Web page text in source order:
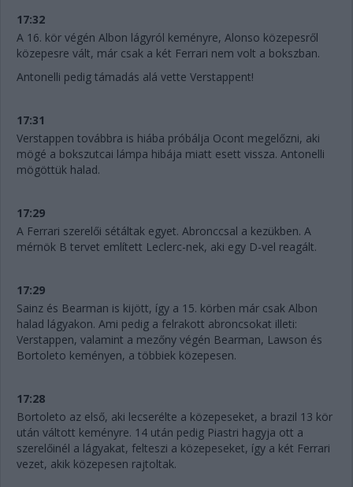
17:32
A 16. kör végén Albon lágyról keményre, Alonso közepesről
közepesre vált, már csak a két Ferrari nem volt a bokszban.
Antonelli pedig támadás alá vette Verstappent!
17:31
Verstappen továbbra is hiába próbálja Ocont megelőzni, aki
mögé a bokszutcai lámpa hibája miatt esett vissza. Antonelli
mögöttük halad.
17:29
A Ferrari szerelői sétáltak egyet. Abronccsal a kezükben. A
mérnök B tervet említett Leclerc-nek, aki egy D-vel reagált.
17:29
Sainz és Bearman is kijött, így a 15. körben már csak Albon
halad lágyakon. Ami pedig a felrakott abroncsokat illeti:
Verstappen, valamint a mezőny végén Bearman, Lawson és
Bortoleto keményen, a többiek közepesen.
17:28
Bortoleto az első, aki lecserélte a közepeseket, a brazil 13 kör
után váltott keményre. 14 után pedig Piastri hagyja ott a
szerelőinél a lágyakat, felteszi a közepeseket, így a két Ferrari
vezet, akik közepesen rajtoltak.